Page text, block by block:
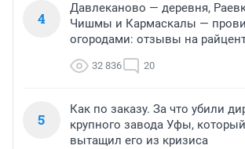
4
Давлеканово — деревня,
Чишмы и Кармаскалы —
огородами: отзывы на
32 836 20
5
Как по заказу. За что убили
крупного завода Уфы,
вытащил его из кризиса